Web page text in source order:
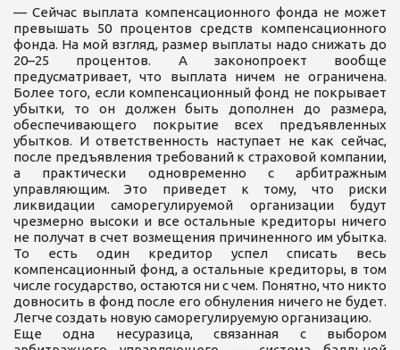
— Сейчас выплата компенсационного фонда не может
превышать 50 процентов средств компенсационного
фонда. На мой взгляд, размер выплаты надо снижать до
20–25 процентов. А законопроект вообще
предусматривает, что выплата ничем не ограничена.
Более того, если компенсационный фонд не покрывает
убытки, то он должен быть дополнен до размера,
обеспечивающего покрытие всех предъявленных
убытков. И ответственность наступает не как сейчас,
после предъявления требований к страховой компании,
а практически одновременно с арбитражным
управляющим. Это приведет к тому, что риски
ликвидации саморегулируемой организации будут
чрезмерно высоки и все остальные кредиторы ничего
не получат в счет возмещения причиненного им убытка.
То есть один кредитор успел списать весь
компенсационный фонд, а остальные кредиторы, в том
числе государство, остаются ни с чем. Понятно, что никто
довносить в фонд после его обнуления ничего не будет.
Легче создать новую саморегулируемую организацию.
Еще одна несуразица, связанная с выбором